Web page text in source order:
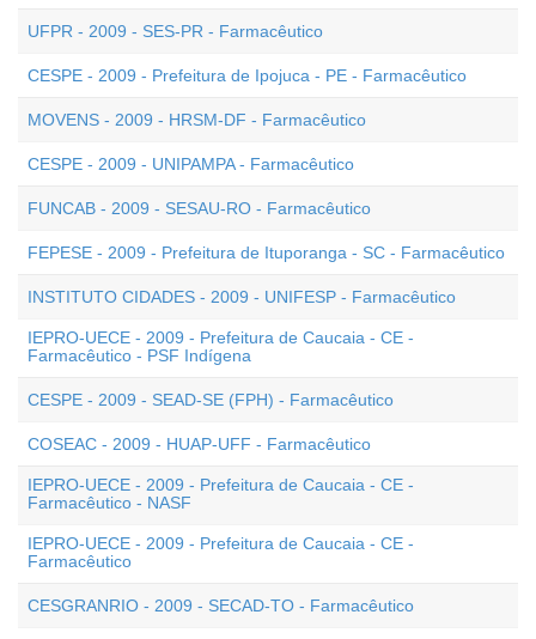
UFPR - 2009 - SES-PR - Farmacêutico
CESPE - 2009 - Prefeitura de Ipojuca - PE - Farmacêutico
MOVENS - 2009 - HRSM-DF - Farmacêutico
CESPE - 2009 - UNIPAMPA - Farmacêutico
FUNCAB - 2009 - SESAU-RO - Farmacêutico
FEPESE - 2009 - Prefeitura de Ituporanga - SC - Farmacêutico
INSTITUTO CIDADES - 2009 - UNIFESP - Farmacêutico
IEPRO-UECE - 2009 - Prefeitura de Caucaia - CE -
Farmacêutico - PSF Indígena
CESPE - 2009 - SEAD-SE (FPH) - Farmacêutico
COSEAC - 2009 - HUAP-UFF - Farmacêutico
IEPRO-UECE - 2009 - Prefeitura de Caucaia - CE -
Farmacêutico - NASF
IEPRO-UECE - 2009 - Prefeitura de Caucaia - CE -
Farmacêutico
CESGRANRIO - 2009 - SECAD-TO - Farmacêutico